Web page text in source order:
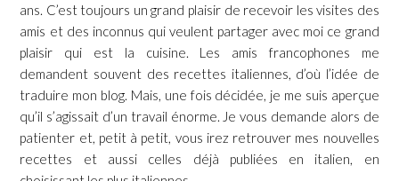
ans. C’est toujours un grand plaisir de recevoir les visites des
amis et des inconnus qui veulent partager avec moi ce grand
plaisir qui est la cuisine. Les amis francophones me
demandent souvent des recettes italiennes, d’où l’idée de
traduire mon blog. Mais, une fois décidée, je me suis aperçue
qu’il s’agissait d’un travail énorme. Je vous demande alors de
patienter et, petit à petit, vous irez retrouver mes nouvelles
recettes et aussi celles déjà publiées en italien, en